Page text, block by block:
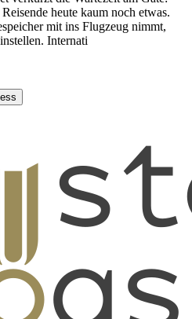
heute kaum noch etwas.
mit ins Flugzeug nimmt,
Internati